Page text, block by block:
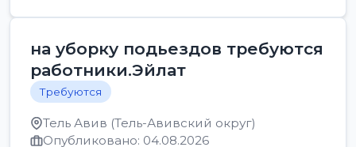
на уборку подьездов требуются
работники.Эйлат
Требуются
Тель Авив (Тель-Авивский округ)
Опубликовано: 04.08.2026